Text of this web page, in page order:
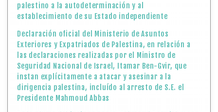
palestino a la autodeterminación y al
establecimiento de su Estado independiente
Declaración oficial del Ministerio de Asuntos
Exteriores y Expatriados de Palestina, en relación a
las declaraciones realizadas por el Ministro de
Seguridad Nacional de Israel, Itamar Ben-Gvir, que
instan explícitamente a atacar y asesinar a la
dirigencia palestina, incluído al arresto de S.E. el
Presidente Mahmoud Abbas